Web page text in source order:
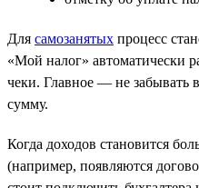
Для самозанятых процесс
«Мой налог» автоматически
чеки. Главное — не забывать
сумму.
Когда доходов становится
(например, появляются